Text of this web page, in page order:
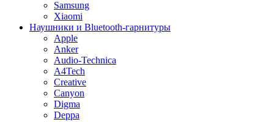
Samsung
Xiaomi
Наушники и Bluetooth-гарнитуры
Apple
Anker
Audio-Technica
A4Tech
Creative
Canyon
Digma
Deppa